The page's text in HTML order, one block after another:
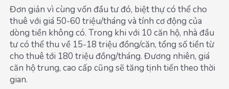
Đơn giản vì cùng vốn đầu tư đó, biệt thự có thể cho
thuê với giá 50-60 triệu/tháng và tính cơ động của
dòng tiền không có. Trong khi với 10 căn hộ, nhà đầu
tư có thể thu về 15-18 triệu đồng/căn, tổng số tiền từ
cho thuê tới 180 triệu đồng/tháng. Đương nhiên, giá
căn hộ trung, cao cấp cũng sẽ tăng tịnh tiến theo thời
gian.